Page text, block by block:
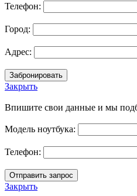
Телефон:
Город:
Адрес:
Закрыть
Впишите свои данные и мы
Модель ноутбука:
Телефон:
Закрыть